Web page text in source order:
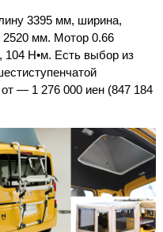
3395 мм, ширина,
2520 мм. Мотор 0.66
104 Н•м. Есть выбор из
— 1 276 000 иен (847 184